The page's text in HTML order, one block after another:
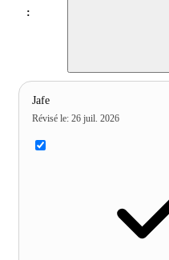
:
Jafe
Révisé le: 26 juil. 2026